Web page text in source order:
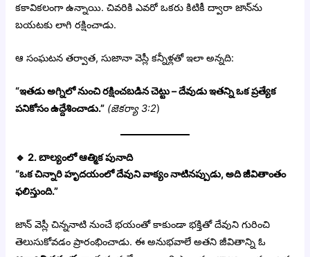
కకావికలంగా ఉన్నాయి. చివరికి ఎవరో ఒకరు కిటికీ ద్వారా జాన్‌ను
బయటకు లాగి రక్షించాడు.
ఆ సంఘటన తర్వాత, సుజానా వెస్లీ కన్నీళ్లతో ఇలా అన్నది:
“ఇతడు అగ్నిలో నుంచి రక్షించబడిన చెట్టు – దేవుడు ఇతన్ని ఒక ప్రత్యేక
పనికోసం ఉద్దేశించాడు.” (జెకర్యా 3:2)
🔹2. బాల్యంలో ఆత్మిక పునాది
“ఒక చిన్నారి హృదయంలో దేవుని వాక్యం నాటినప్పుడు, అది జీవితాంతం
ఫలిస్తుంది.”
జాన్ వెస్లీ చిన్ననాటి నుంచే భయంతో కాకుండా భక్తితో దేవుని గురించి
తెలుసుకోవడం ప్రారంభించాడు. ఈ అనుభవాలే అతని జీవితాన్ని ఓ